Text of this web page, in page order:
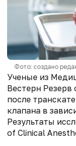
Фото: создано
Ученые из
Вестерн
после
клапана в
Результаты
of Clinical